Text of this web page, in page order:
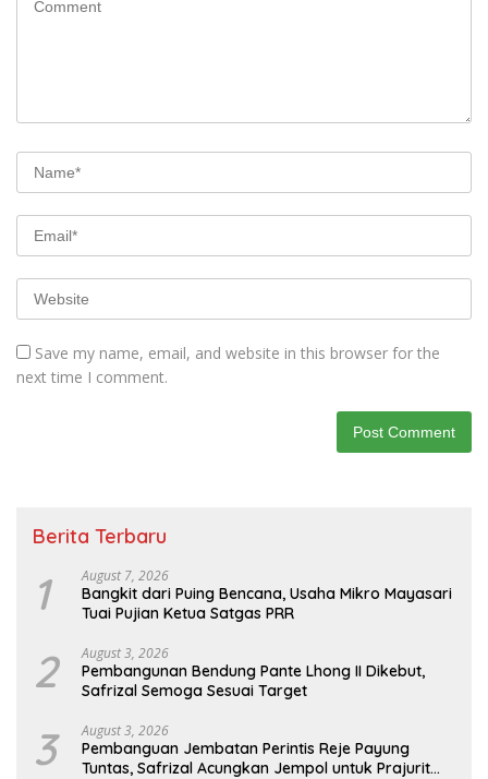
Save my name, email, and website in this browser for the
next time I comment.
Berita Terbaru
1 August 7, 2026
Bangkit dari Puing Bencana, Usaha Mikro Mayasari
Tuai Pujian Ketua Satgas PRR
2 August 3, 2026
Pembangunan Bendung Pante Lhong II Dikebut,
Safrizal Semoga Sesuai Target
3 August 3, 2026
Pembanguan Jembatan Perintis Reje Payung
Tuntas, Safrizal Acungkan Jempol untuk Prajurit